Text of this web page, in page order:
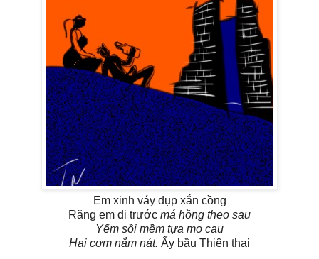
Em xinh váy đụp xắn cồng
Răng em đi trước má hồng theo sau
Yếm sồi mềm tựa mo cau
Hai cơm nắm nát. Ấy bầu Thiên thai